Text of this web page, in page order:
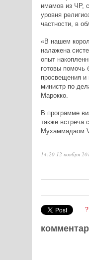
имамов из ЧР,
уровня
частности, в
«В нашем
налажена
опыт
готовы помочь
просвещения и
министр по
Марокко.
В программе
также встреча
Мухаммадаом
14:20 12 ноября